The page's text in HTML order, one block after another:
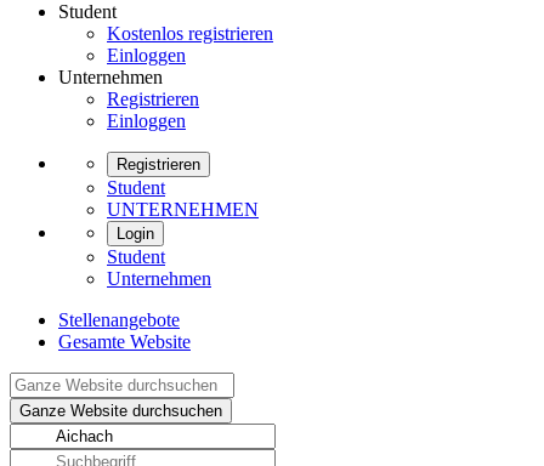
Student
Kostenlos registrieren
Einloggen
Unternehmen
Registrieren
Einloggen
Registrieren
Student
UNTERNEHMEN
Login
Student
Unternehmen
Stellenangebote
Gesamte Website